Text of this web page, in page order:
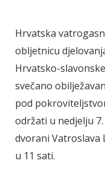
Hrvatska
obljetnicu
Hrvatsko-
svečano
pod
održati u nedjelju
dvorani Vatroslava
u 11 sati.